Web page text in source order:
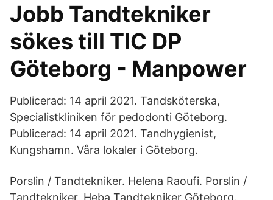
Jobb Tandtekniker
sökes till TIC DP
Göteborg - Manpower
Publicerad: 14 april 2021. Tandsköterska,
Specialistkliniken för pedodonti Göteborg.
Publicerad: 14 april 2021. Tandhygienist,
Kungshamn. Våra lokaler i Göteborg.
Porslin / Tandtekniker. Helena Raoufi. Porslin /
Tandtekniker. Heba Tandtekniker Göteborg.